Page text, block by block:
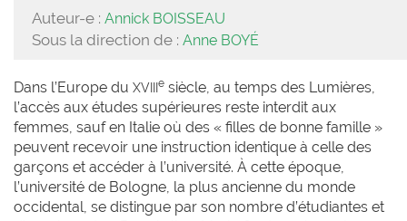
Auteur-e : Annick BOISSEAU
Sous la direction de : Anne BOYÉ
Dans l’Europe du XVIII e siècle, au temps des Lumières,
l’accès aux études supérieures reste interdit aux
femmes, sauf en Italie où des « filles de bonne famille »
peuvent recevoir une instruction identique à celle des
garçons et accéder à l’université. À cette époque,
l’université de Bologne, la plus ancienne du monde
occidental, se distingue par son nombre d’étudiantes et